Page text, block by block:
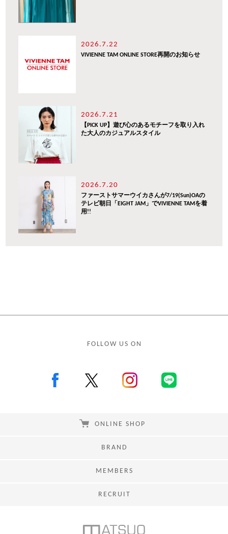
2026.7.22
VIVIENNE TAM ONLINE STORE再開のお知らせ
2026.7.21
【PICK UP】遊び心のあるモチーフを取り入れ
た大人のカジュアルスタイル
2026.7.20
ファーストサマーウイカさんが7/19(Sun)OAの
テレビ朝日「EIGHT JAM」でVIVIENNE TAMを着
用!!
FOLLOW US ON
ONLINE SHOP
BRAND
MEMBERS
RECRUIT